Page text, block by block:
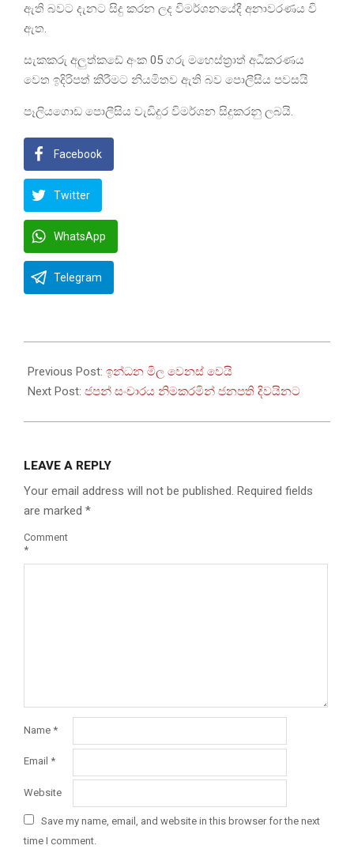
ඇති බවට දැනට සිදු කරන ලද විමර්ශනයේදී අනාවරණය වි
ඇත.
සැකකරු අලුත්කඩේ අංක 05 ගරු මහෙස්ත්‍රාත් අධිකරණය
වෙත ඉදිරිපත් කිරීමට නියමිතව ඇති බව පොලීසිය පවසයි
පෑලියගොඩ පොලීසිය වැඩිදුර විමර්ශන සිදුකරනු ලබයි.
Facebook
Twitter
WhatsApp
Telegram
10-
01
Previous Post: ඉන්ධන මිල වෙනස් වෙයි
Next Post: ජපන් සංචාරය නිමකරමින් ජනපති දිවයිනට
LEAVE A REPLY
Your email address will not be published. Required fields
are marked *
Comment
*
Name *
Email *
Website
Save my name, email, and website in this browser for the next
time I comment.